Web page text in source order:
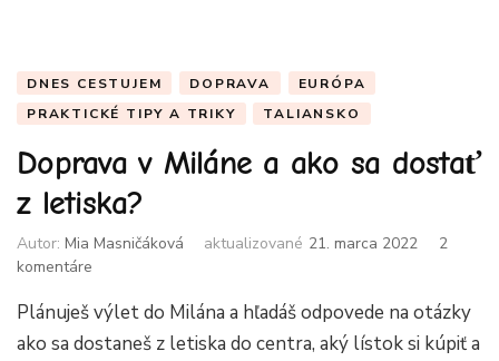
DNES CESTUJEM DOPRAVA
EURÓPA
PRAKTICKÉ TIPY A TRIKY
TALIANSKO
Doprava v Miláne a ako sa dostať
z letiska?
Autor: Mia Masničáková aktualizované 21. marca 2022
2
komentáre
v
Miláne
Plánuješ výlet do Milána a hľadáš odpovede na otázky
ako sa dostaneš z letiska do centra, aký lístok si kúpiť a